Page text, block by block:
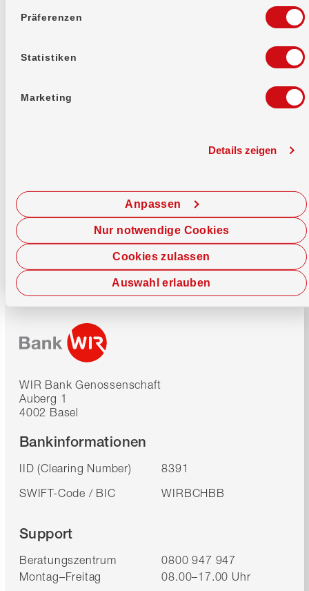
Präferenzen
Statistiken
Marketing
Details zeigen
Cookies zulassen
Anpassen
Auswahl erlauben
Nur notwendige Cookies
Jetzt chatten
WIR Bank Genossenschaft
Auberg 1
4002 Basel
Bankinformationen
IID (Clearing Number)
8391
SWIFT-Code / BIC
WIRBCHBB
Support
Beratungszentrum
0800 947 947
Montag–Freitag
08.00–17.00 Uhr